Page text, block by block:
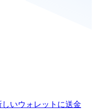
しいウォレットに送金